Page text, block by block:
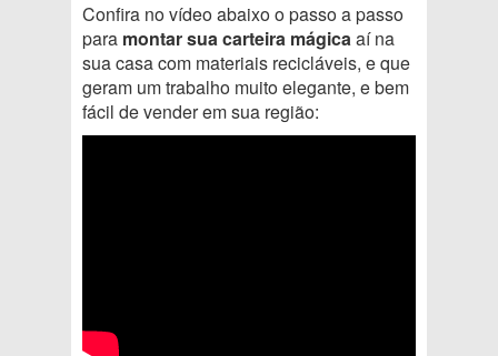
Confira no vídeo abaixo o passo a passo
para montar sua carteira mágicaaí na
sua casa com materiais recicláveis, e que
geram um trabalho muito elegante, e bem
fácil de vender em sua região: